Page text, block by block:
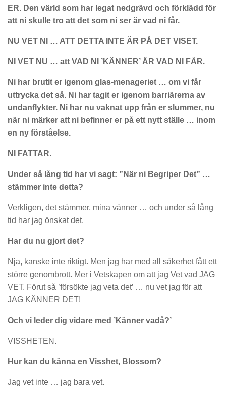
ER. Den värld som har legat nedgrävd och förklädd för
att ni skulle tro att det som ni ser är vad ni får.
NU VET NI … ATT DETTA INTE ÄR PÅ DET VISET.
NI VET NU … att VAD NI ’KÄNNER’ ÄR VAD NI FÅR.
Ni har brutit er igenom glas-menageriet … om vi får
uttrycka det så. Ni har tagit er igenom barriärerna av
undanflykter. Ni har nu vaknat upp från er slummer, nu
när ni märker att ni befinner er på ett nytt ställe … inom
en ny förståelse.
NI FATTAR.
Under så lång tid har vi sagt: ”När ni Begriper Det” …
stämmer inte detta?
Verkligen, det stämmer, mina vänner … och under så lång
tid har jag önskat det.
Har du nu gjort det?
Nja, kanske inte riktigt. Men jag har med all säkerhet fått ett
större genombrott. Mer i Vetskapen om att jag Vet vad JAG
VET. Förut så ’försökte jag veta det’ … nu vet jag för att
JAG KÄNNER DET!
Och vi leder dig vidare med ’Känner vadå?’
VISSHETEN.
Hur kan du känna en Visshet, Blossom?
Jag vet inte … jag bara vet.